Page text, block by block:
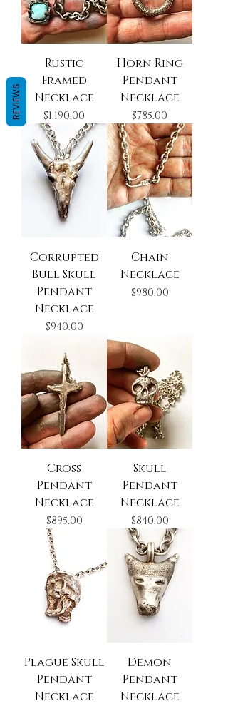
Rustic
Framed
Necklace
Precio
$1,190.00
Horn Ring
Pendant
Necklace
Precio
$785.00
Corrupted
Bull Skull
Pendant
Necklace
Precio
$940.00
Chain
Necklace
Precio
$980.00
Cross
Pendant
Necklace
Precio
$895.00
Skull
Pendant
Necklace
Precio
$840.00
Plague Skull
Pendant
Necklace
Demon
Pendant
Necklace
REVIEWS